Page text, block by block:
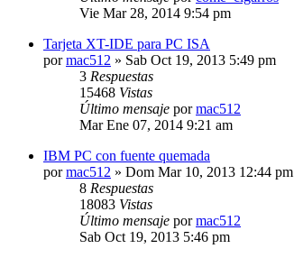
Vie Mar 28, 2014 9:54 pm
Tarjeta XT-IDE para PC ISA
pormac512 » Sab Oct 19, 2013 5:49 pm
3 Respuestas
15468 Vistas
Último mensaje pormac512
Mar Ene 07, 2014 9:21 am
IBM PC con fuente quemada
pormac512 » Dom Mar 10, 2013 12:44 pm
8 Respuestas
18083 Vistas
Último mensaje pormac512
Sab Oct 19, 2013 5:46 pm